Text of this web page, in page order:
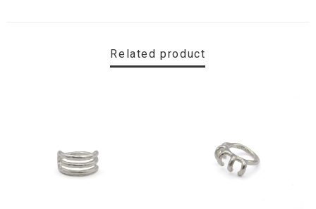
Related product